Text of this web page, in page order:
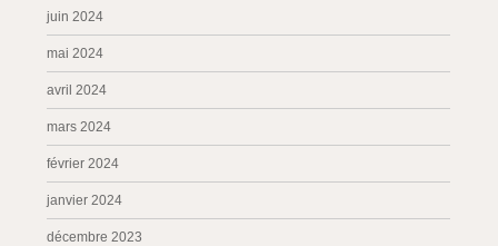
juin 2024
mai 2024
avril 2024
mars 2024
février 2024
janvier 2024
décembre 2023